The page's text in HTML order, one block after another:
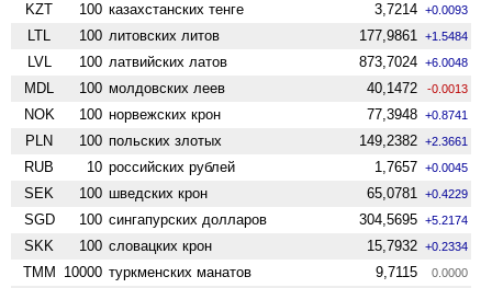
KZT 100 казахстанских тенге 3,7214 +0.0093
LTL 100 литовских литов 177,9861 +1.5484
LVL 100 латвийских латов 873,7024 +6.0048
MDL 100 молдовских леев 40,1472 -0.0013
NOK 100 норвежских крон 77,3948 +0.8741
PLN 100 польских злотых 149,2382 +2.3661
RUB 10 российских рублей 1,7657 +0.0045
SEK 100 шведских крон 65,0781 +0.4229
SGD 100 сингапурских долларов 304,5695 +5.2174
SKK 100 словацких крон 15,7932 +0.2334
TMM 10000 туркменских манатов 9,7115 0.0000